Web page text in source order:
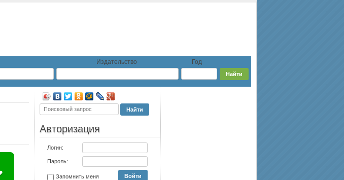
Издательство Год
Авторизация
Логин:
Пароль:
Запомнить меня